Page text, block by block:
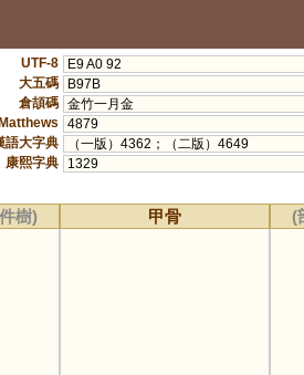
UTF-8
E9 A0 92
大五碼
B97B
倉頡碼 金竹一月金
4879
語大字典
（一版）4362；（二版）4649
康熙字典
1329
樹) 甲骨 (